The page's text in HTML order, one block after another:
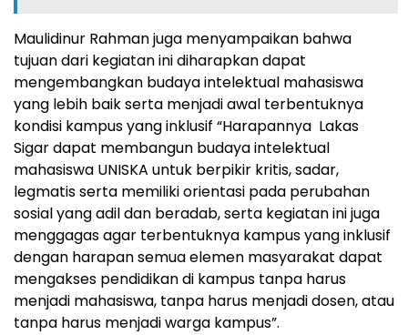
Maulidinur Rahman juga menyampaikan bahwa
tujuan dari kegiatan ini diharapkan dapat
mengembangkan budaya intelektual mahasiswa
yang lebih baik serta menjadi awal terbentuknya
kondisi kampus yang inklusif “Harapannya Lakas
Sigar dapat membangun budaya intelektual
mahasiswa UNISKA untuk berpikir kritis, sadar,
legmatis serta memiliki orientasi pada perubahan
sosial yang adil dan beradab, serta kegiatan ini juga
menggagas agar terbentuknya kampus yang inklusif
dengan harapan semua elemen masyarakat dapat
mengakses pendidikan di kampus tanpa harus
menjadi mahasiswa, tanpa harus menjadi dosen, atau
tanpa harus menjadi warga kampus”.